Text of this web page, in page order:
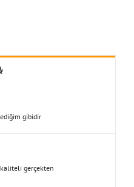
Yorum
gibidir
kaliteli gerçekten